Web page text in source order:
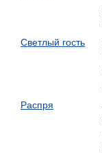
Светлый гость
Распря